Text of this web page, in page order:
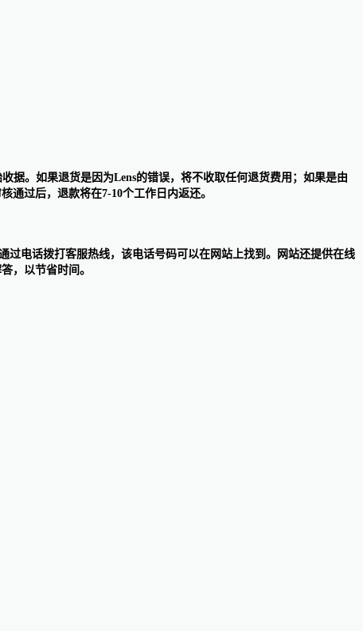
据。如果退货是因为Lens的错误，将不收取任何退货费用；如果是由
通过后，退款将在7-10个工作日内返还。
过电话拨打客服热线，该电话号码可以在网站上找到。网站还提供在线
，以节省时间。